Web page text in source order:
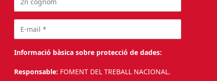
Informació bàsica sobre protecció de dades:
Responsable: FOMENT DEL TREBALL NACIONAL.